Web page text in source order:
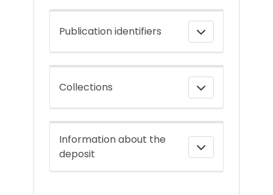
Publication identifiers
Collections
Information about the
deposit